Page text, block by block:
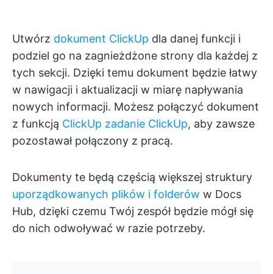
Utwórz dokument ClickUp dla danej funkcji i
podziel go na zagnieżdżone strony dla każdej z
tych sekcji. Dzięki temu dokument będzie łatwy
w nawigacji i aktualizacji w miarę napływania
nowych informacji. Możesz połączyć dokument
z funkcją ClickUp zadanie ClickUp, aby zawsze
pozostawał połączony z pracą.
Dokumenty te będą częścią większej struktury
uporządkowanych plików i folderów w Docs
Hub, dzięki czemu Twój zespół będzie mógł się
do nich odwoływać w razie potrzeby.